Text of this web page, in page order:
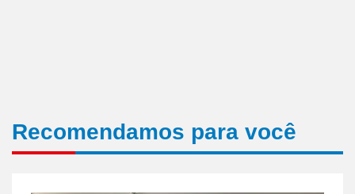
Recomendamos para você